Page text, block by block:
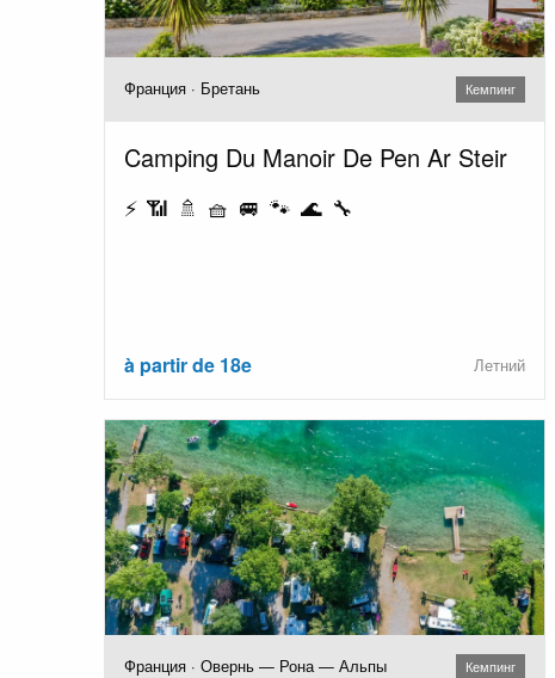
Франция · Бретань Кемпинг
Camping Du Manoir De Pen Ar Steir
⚡ 📶 🚿 🧺 🚐 🐾 🌊 🔧
à partir de 18e Летний
Франция · Овернь — Рона — Альпы Кемпинг